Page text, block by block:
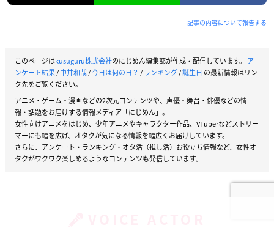
記事の内容について報告する
このページはkusuguru株式会社のにじめん編集部が作成・配信しています。 ア
ンケート結果/中井和哉/今日は何の日？ /ランキング/誕生日 の最新情報はリン
ク先をご覧ください。
アニメ・ゲーム・漫画などの2次元コンテンツや、声優・舞台・俳優などの情
報・話題をお届けする情報メディア「にじめん」。
女性向けアニメをはじめ、少年アニメやキャラクター作品、VTuberなどストリー
マーにも幅を広げ、オタクが気になる情報を幅広くお届けしています。
さらに、アンケート・ランキング・オタ活（推し活）お役立ち情報など、女性オ
タクがワクワク楽しめるようなコンテンツも発信しています。